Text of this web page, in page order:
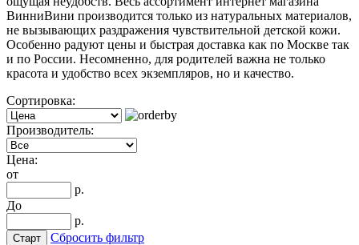
ВинниВини производится только из натуральных материалов,
не вызывающих раздражения чувствительной детской кожи.
Особенно радуют цены и быстрая доставка как по Москве так
и по России. Несомненно, для родителей важна не только
красота и удобство всех экземпляров, но и качество.
Сортировка:
Производитель:
Цена:
от
р.
До
р.
Сбросить фильтр